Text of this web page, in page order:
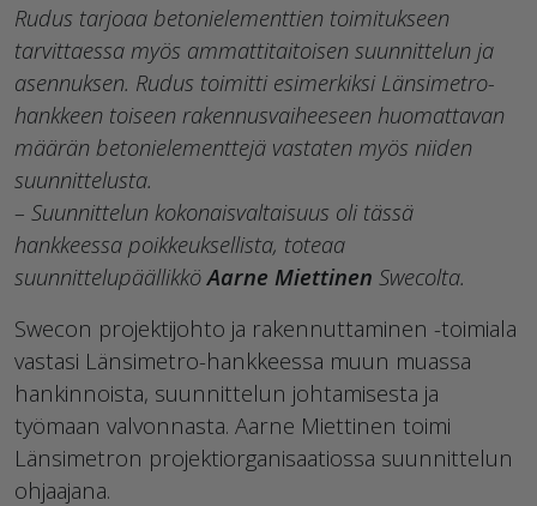
Rudus tarjoaa betonielementtien toimitukseen
tarvittaessa myös ammattitaitoisen suunnittelun ja
asennuksen. Rudus toimitti esimerkiksi Länsimetro-
hankkeen toiseen rakennusvaiheeseen huomattavan
määrän betonielementtejä vastaten myös niiden
suunnittelusta.
– Suunnittelun kokonaisvaltaisuus oli tässä
hankkeessa poikkeuksellista, toteaa
suunnittelupäällikköAarne Miettinen Swecolta.
Swecon projektijohto ja rakennuttaminen -toimiala
vastasi Länsimetro-hankkeessa muun muassa
hankinnoista, suunnittelun johtamisesta ja
työmaan valvonnasta. Aarne Miettinen toimi
Länsimetron projektiorganisaatiossa suunnittelun
ohjaajana.